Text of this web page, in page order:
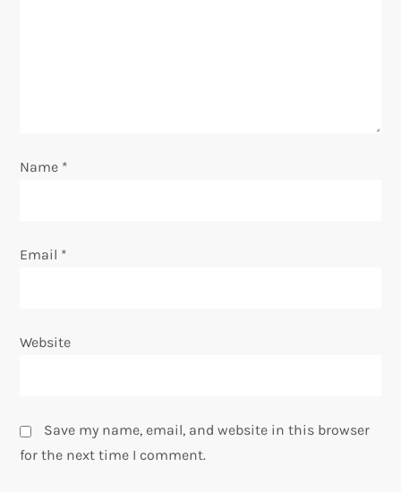
o
Name *
Email *
Website
Save my name, email, and website in this browser
for the next time I comment.